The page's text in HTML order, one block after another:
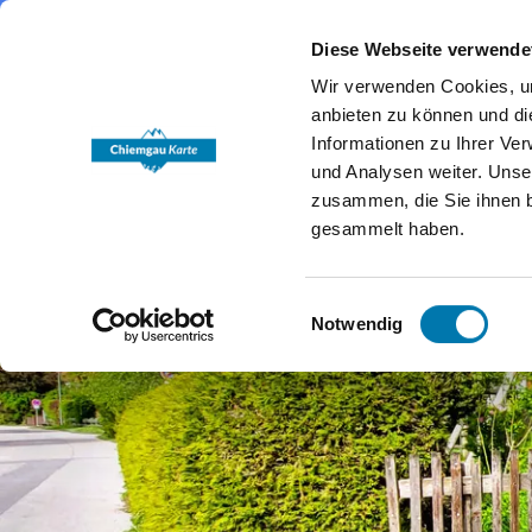
Diese Webseite
Wir verwenden Cookies,
anbieten zu können und
Informationen zu Ihrer
und Analysen weiter.
zusammen, die Sie ihnen
gesammelt haben.
Einwilligungsauswahl
Notwendig